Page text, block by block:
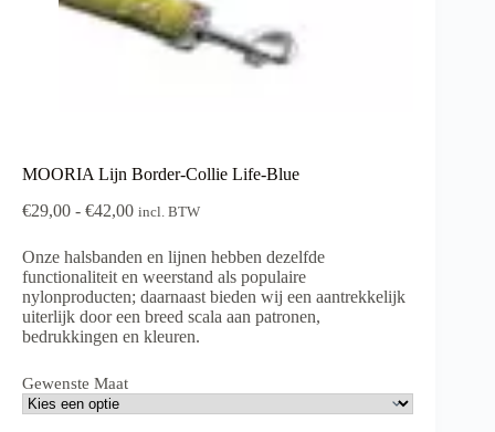
MOORIA Lijn Border-Collie Life-Blue
€29,00 - €42,00Prijsklasse:
€42,00
incl. BTW
Onze halsbanden en lijnen hebben dezelfde
functionaliteit en weerstand als populaire
nylonproducten; daarnaast bieden wij een aantrekkelijk
uiterlijk door een breed scala aan patronen,
bedrukkingen en kleuren.
Gewenste Maat